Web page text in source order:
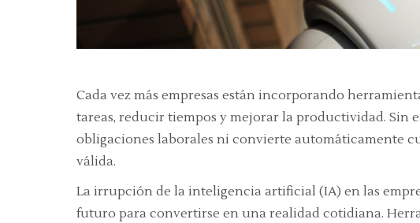
Cada vez más empresas están incorporando
tareas, reducir tiempos y mejorar la productividad. Sin
obligaciones laborales ni convierte automáticamente
válida.
La irrupción de la inteligencia artificial (IA) en las
futuro para convertirse en una realidad cotidiana.